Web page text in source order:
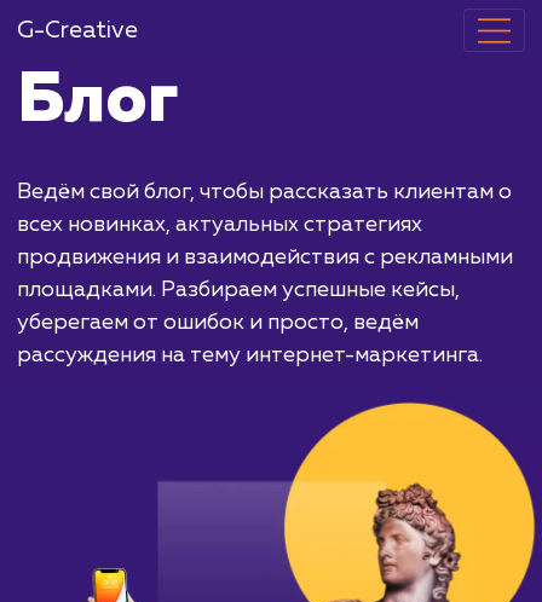
G-Creative
Блог
Ведём свой блог, чтобы рассказать
всех новинках, актуальных стратегиях
продвижения и взаимодействия с
площадками. Разбираем успешные кейсы,
уберегаем от ошибок и просто, ведём